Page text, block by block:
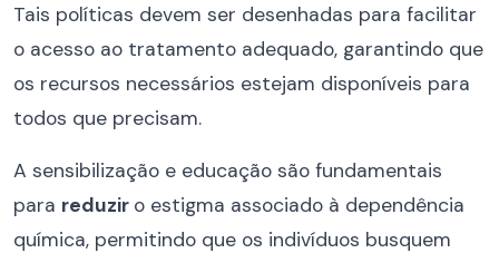
Tais políticas devem ser desenhadas para facilitar
o acesso ao tratamento adequado, garantindo que
os recursos necessários estejam disponíveis para
todos que precisam.
A sensibilização e educação são fundamentais
para reduzir o estigma associado à dependência
química, permitindo que os indivíduos busquem